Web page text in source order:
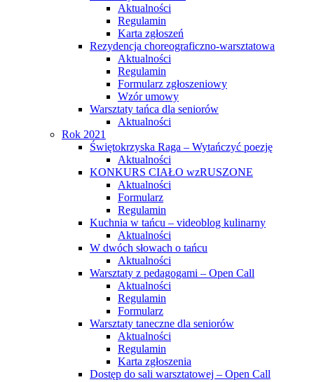
Aktualności
Regulamin
Karta zgłoszeń
Rezydencja choreograficzno-warsztatowa
Aktualności
Regulamin
Formularz zgłoszeniowy
Wzór umowy
Warsztaty tańca dla seniorów
Aktualności
Rok 2021
Świętokrzyska Raga – Wytańczyć poezję
Aktualności
KONKURS CIAŁO wzRUSZONE
Aktualności
Formularz
Regulamin
Kuchnia w tańcu – videoblog kulinarny
Aktualności
W dwóch słowach o tańcu
Aktualności
Warsztaty z pedagogami – Open Call
Aktualności
Regulamin
Formularz
Warsztaty taneczne dla seniorów
Aktualności
Regulamin
Karta zgłoszenia
Dostęp do sali warsztatowej – Open Call